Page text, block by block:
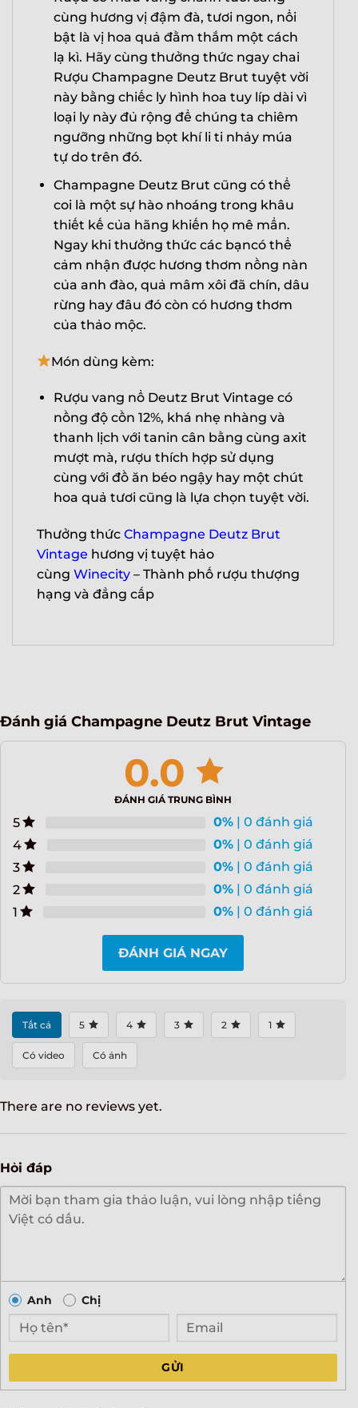
cùng hương vị đậm đà, tươi ngon, nổi
bật là vị hoa quả đằm thắm một cách
lạ kì. Hãy cùng thưởng thức ngay chai
Rượu Champagne Deutz Brut tuyệt vời
này bằng chiếc ly hình hoa tuy líp dài vì
loại ly này đủ rộng để chúng ta chiêm
ngưỡng những bọt khí li ti nhảy múa
tự do trên đó.
Champagne Deutz Brut cũng có thể
coi là một sự hào nhoáng trong khâu
thiết kế của hãng khiến họ mê mẩn.
Ngay khi thưởng thức các bạncó thể
cảm nhận được hương thơm nồng nàn
của anh đào, quả mâm xôi đã chín, dâu
rừng hay đâu đó còn có hương thơm
của thảo mộc.
Món dùng kèm:
Rượu vang nổ Deutz Brut Vintage có
nồng độ cồn 12%, khá nhẹ nhàng và
thanh lịch với tanin cân bằng cùng axit
mượt mà, rượu thích hợp sử dụng
cùng với đồ ăn béo ngậy hay một chút
hoa quả tươi cũng là lựa chọn tuyệt vời.
Thưởng thức Champagne Deutz Brut
Vintage hương vị tuyệt hảo
cùng Winecity – Thành phố rượu thượng
hạng và đẳng cấp
Đánh giá Champagne Deutz Brut Vintage
0.0
ĐÁNH GIÁ TRUNG BÌNH
5 0% | 0 đánh giá
4
0% | 0 đánh giá
3
0% | 0 đánh giá
2
0% | 0 đánh giá
1
0% | 0 đánh giá
ĐÁNH GIÁ NGAY
Tất cả 5 4 3 2 1
Có video Có ảnh
There are no reviews yet.
Hỏi đáp
Anh Chị
GỬI